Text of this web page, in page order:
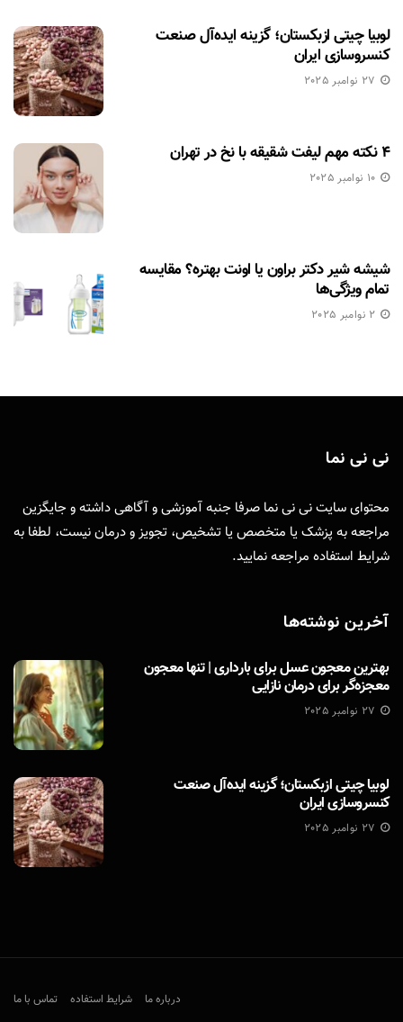
لوبیا چیتی ازبکستان؛ گزینه ایده‌آل صنعت
کنسروسازی ایران
27 نوامبر 2025
۴ نکته مهم لیفت شقیقه با نخ در تهران
10 نوامبر 2025
شیشه شیر دکتر براون یا اونت بهتره؟ مقایسه
تمام ویژگی‌ها
2 نوامبر 2025
نی نی نما
محتوای سایت نی نی نما صرفا جنبه آموزشی و آگاهی داشته و جایگزین
مراجعه به پزشک یا متخصص یا تشخیص، تجویز و درمان نیست، لطفا به
شرایط استفاده مراجعه نمایید.
آخرین نوشته‌ها
بهترین معجون عسل برای بارداری | تنها معجون
معجزه‌گر برای درمان نازایی
27 نوامبر 2025
لوبیا چیتی ازبکستان؛ گزینه ایده‌آل صنعت
کنسروسازی ایران
27 نوامبر 2025
درباره ما شرایط استفاده تماس با ما